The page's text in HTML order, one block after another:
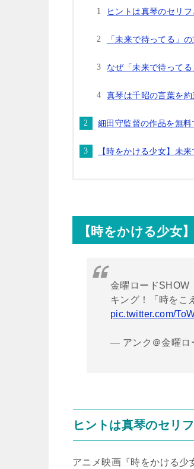
ヒントは真琴のセリ
「未来で待ってる」
なぜ「未来で待ってる
真琴は千昭の言葉を
細田守監督の作品を無料
【時をかける少女】
【時をかける少女
金曜ロードSHOW
キング！「時をこ
pic.twitter.com/
— アンク＠金曜ロ
ヒントは真琴のセリ
アニメ映画『時をかける少